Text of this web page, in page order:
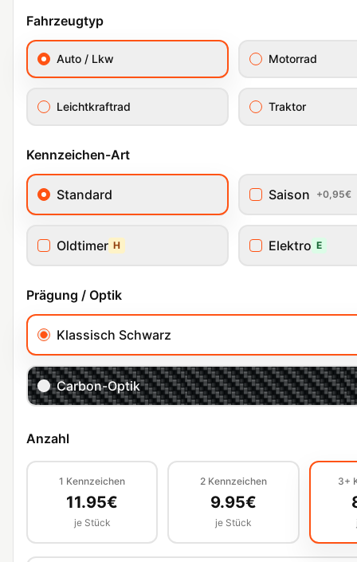
Fahrzeugtyp
Auto / Lkw Motorrad
Leichtkraftrad Traktor
Kennzeichen-Art
Standard Saison +0,95€
Oldtimer H Elektro E
Prägung / Optik
Klassisch Schwarz
Carbon-Optik
Anzahl
1 Kennzeichen
11.95€
je Stück
2 Kennzeichen
9.95€
je Stück
3+